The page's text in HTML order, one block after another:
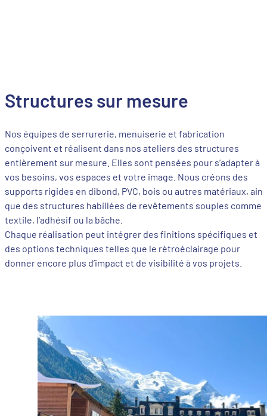
Structures sur mesure
Nos équipes de serrurerie, menuiserie et fabrication
conçoivent et réalisent dans nos ateliers des structures
entièrement sur mesure. Elles sont pensées pour s’adapter à
vos besoins, vos espaces et votre image. Nous créons des
supports rigides en dibond, PVC, bois ou autres matériaux,
que des structures habillées de revêtements souples comme
textile, l’adhésif ou la bâche.
Chaque réalisation peut intégrer des finitions spécifiques et
des options techniques telles que le rétroéclairage pour
donner encore plus d’impact et de visibilité à vos projets.